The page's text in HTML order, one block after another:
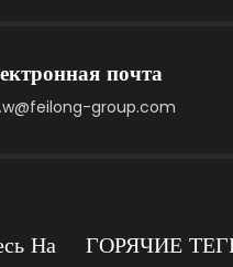
почта
group.com
На
ГОРЯЧИЕ